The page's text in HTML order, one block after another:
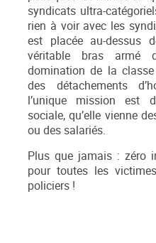
syndicats ultra-
rien à voir avec les
est placée au-dessus
véritable bras armé
domination de la
des détachements
l’unique mission est
sociale, qu’elle vienne
ou des salariés.
Plus que jamais : zéro
pour toutes les
policiers !